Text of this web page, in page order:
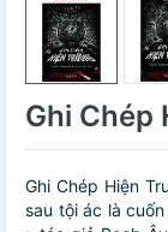
Ghi Chép
Ghi Chép Hiện
sau tội ác là